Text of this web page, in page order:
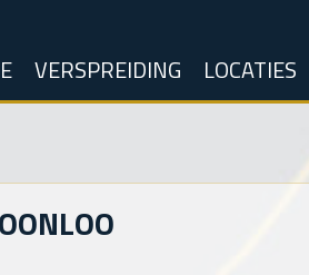
VERSPREIDING LOCATIES